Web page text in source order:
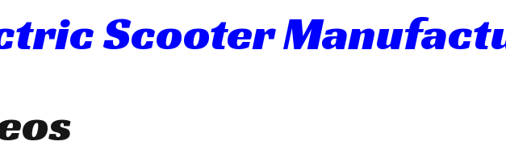
Scooter